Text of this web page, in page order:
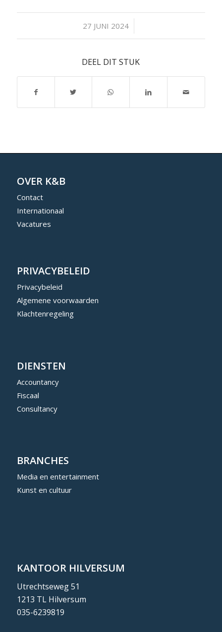
27 JUNI 2024
/
DEEL DIT STUK
OVER K&B
Contact
Internationaal
Vacatures
PRIVACYBELEID
Privacybeleid
Algemene voorwaarden
Klachtenregeling
DIENSTEN
Accountancy
Fiscaal
Consultancy
BRANCHES
Media en entertainment
Kunst en cultuur
KANTOOR HILVERSUM
Utrechtseweg 51
1213 TL Hilversum
035-6239819